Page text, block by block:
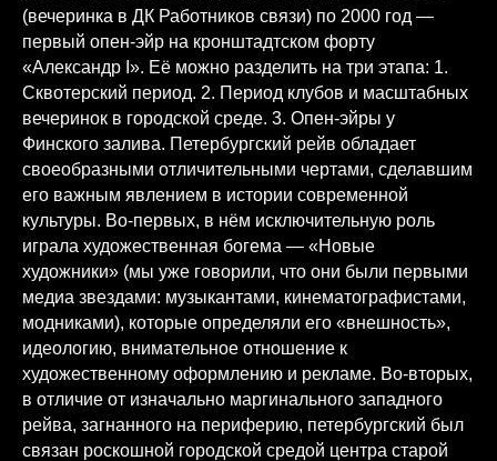
(вечеринка в ДК Работников связи) по 2000 год —
первый опен-эйр на кронштадтском форту
«Александр I». Её можно разделить на три этапа: 1.
Сквотерский период. 2. Период клубов и масштабных
вечеринок в городской среде. 3. Опен-эйры у
Финского залива. Петербургский рейв обладает
своеобразными отличительными чертами, сделавшим
его важным явлением в истории современной
культуры. Во-первых, в нём исключительную роль
играла художественная богема — «Новые
художники» (мы уже говорили, что они были первыми
медиа звездами: музыкантами, кинематографистами,
модниками), которые определяли его «внешность»,
идеологию, внимательное отношение к
художественному оформлению и рекламе. Во-вторых,
в отличие от изначально маргинального западного
рейва, загнанного на периферию, петербургский был
связан роскошной городской средой центра старой